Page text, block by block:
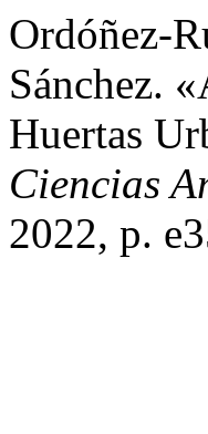
Ordóñez-
Sánchez.
Huertas
Ciencias
2022, p.